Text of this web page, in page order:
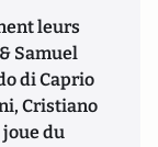
leurs
Samuel
di Caprio
Cristiano
du